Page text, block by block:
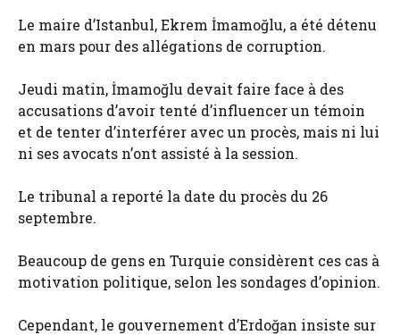
Le maire d’Istanbul, Ekrem İmamoğlu, a été détenu
en mars pour des allégations de corruption.
Jeudi matin, İmamoğlu devait faire face à des
accusations d’avoir tenté d’influencer un témoin
et de tenter d’interférer avec un procès, mais ni lui
ni ses avocats n’ont assisté à la session.
Le tribunal a reporté la date du procès du 26
septembre.
Beaucoup de gens en Turquie considèrent ces cas à
motivation politique, selon les sondages d’opinion.
Cependant, le gouvernement d’Erdoğan insiste sur